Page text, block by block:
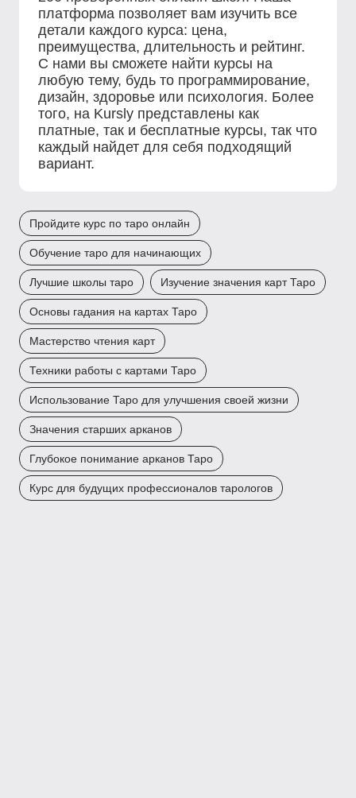
платформа позволяет вам изучить все
детали каждого курса: цена,
преимущества, длительность и рейтинг.
С нами вы сможете найти курсы на
любую тему, будь то программирование,
дизайн, здоровье или психология. Более
того, на Kursly представлены как
платные, так и бесплатные курсы, так что
каждый найдет для себя подходящий
вариант.
Пройдите курс по таро онлайн
Обучение таро для начинающих
Лучшие школы таро Изучение значения карт Таро
Основы гадания на картах Таро
Мастерство чтения карт
Техники работы с картами Таро
Использование Таро для улучшения своей жизни
Значения старших арканов
Глубокое понимание арканов Таро
Курс для будущих профессионалов тарологов